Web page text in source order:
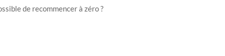
de recommencer à zéro ?